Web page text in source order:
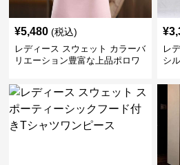
¥5,480 (税込)
レディース スウェット カラーバ
リエーション豊富な上品ポロワ
¥
レ
シ